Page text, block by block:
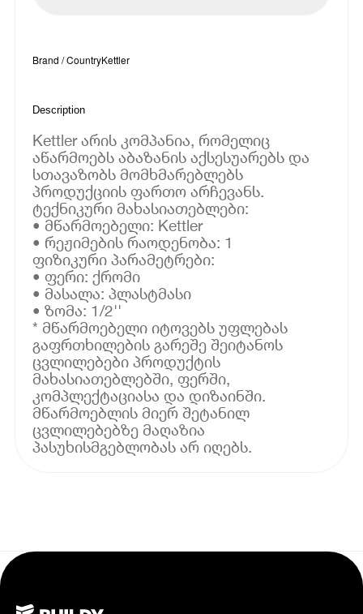
Brand / CountryKettler
Description
Kettler არის კომპანია, რომელიც
აწარმოებს აბაზანის აქსესუარებს და
სთავაზობს მომხმარებლებს
პროდუქციის ფართო არჩევანს.
ტექნიკური მახასიათებლები:
• მწარმოებელი: Kettler
• რეჟიმების რაოდენობა: 1
ფიზიკური პარამეტრები:
• ფერი: ქრომი
• მასალა: პლასტმასი
• ზომა: 1/2''
* მწარმოებელი იტოვებს უფლებას
გაფრთხილების გარეშე შეიტანოს
ცვლილებები პროდუქტის
მახასიათებლებში, ფერში,
კომპლექტაციასა და დიზაინში.
მწარმოებლის მიერ შეტანილ
ცვლილებებზე მაღაზია
პასუხისმგებლობას არ იღებს.